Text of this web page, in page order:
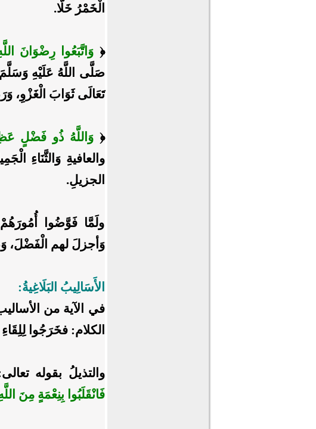
الْخَمْرُ خَلًّا.
﴿ وَاتَّبَعُوا رِضْوَانَ
صَلَّى اللَّهُ عَلَيْهِ
تَعَالَى ثَوَابَ الْغَزْوِ،
﴿وَاللَّهُ ذُو فَضْلٍ
والعافيةِ وَالثَّنَاءِ
الجزيلِ.
ولَمَّا فَوَّضُوا أُمُورَهُمْ
وَأجزلَ لهم
الأَسَالِيبُ البَلَاغِيةُ:
في الآية من
الكلام: فخَرَجُوا
والتذيلُ بقوله
فَانْقَلَبُوا بِنِعْمَةٍ مِنَ